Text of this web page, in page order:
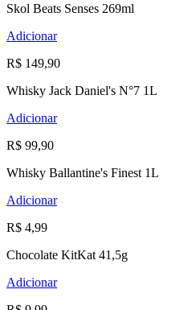
Skol Beats Senses 269ml
Adicionar
R$ 149,90
Whisky Jack Daniel's N°7 1L
Adicionar
R$ 99,90
Whisky Ballantine's Finest 1L
Adicionar
R$ 4,99
Chocolate KitKat 41,5g
Adicionar